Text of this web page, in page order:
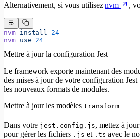
Alternativement, si vous utilisez nvm ,
nvm install
24
nvm use 24
Mettre à jour la configuration Jest
Le framework exporte maintenant des
des mises à jour de votre configuration
les nouveaux formats de modules.
Mettre à jour les modèles transform
Dans votre jest.config.js, mettez à
pour gérer les fichiers .js et .ts avec le